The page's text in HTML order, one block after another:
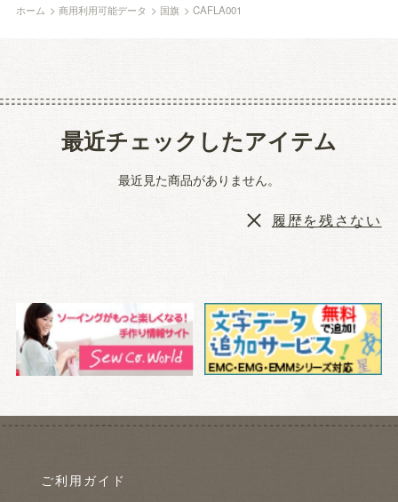
ホーム >商用利用可能データ > 国旗 >CAFLA001
最近チェックしたアイテム
最近見た商品がありません。
履歴を残さない
ご利用ガイド